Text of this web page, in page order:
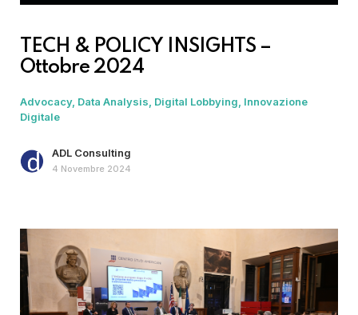
TECH & POLICY INSIGHTS –
Ottobre 2024
Advocacy Data Analysis Digital Lobbying Innovazione
Digitale
ADL Consulting
4 Novembre 2024